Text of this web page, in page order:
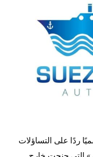
ردًا على التساؤلات